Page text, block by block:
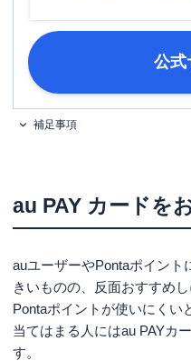
旅行傷害保険
申し込み条件
公式
補足事項
au PAY カードを
auユーザーやPontaポイン
きいものの、反面おすすめ
Pontaポイントが使いにくい
当てはまる人にはau PAYカ
す。